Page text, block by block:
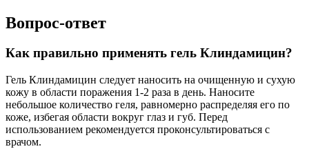
Вопрос-ответ
Как правильно применять гель Клиндамицин?
Гель Клиндамицин следует наносить на очищенную и сухую
кожу в области поражения 1-2 раза в день. Наносите
небольшое количество геля, равномерно распределяя его по
коже, избегая области вокруг глаз и губ. Перед
использованием рекомендуется проконсультироваться с
врачом.